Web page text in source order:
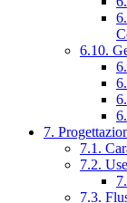
6.10.
7.
7.1.
7.2.
7.3.